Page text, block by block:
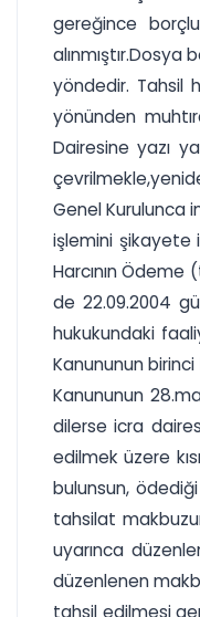
gereğince
yöndedir. Tahsil
yönünden
Dairesine yazı
Genel Kurulunca
işlemini şikayete
Harcının Ödeme
de 22.09.2004
hukukundaki
Kanununun
Kanununun
dilerse icra
edilmek üzere
bulunsun,
tahsilat
uyarınca
düzenlenen
tahsil edilmesi